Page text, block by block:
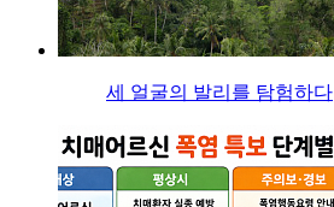
세 얼굴의 발리를 탐험하다